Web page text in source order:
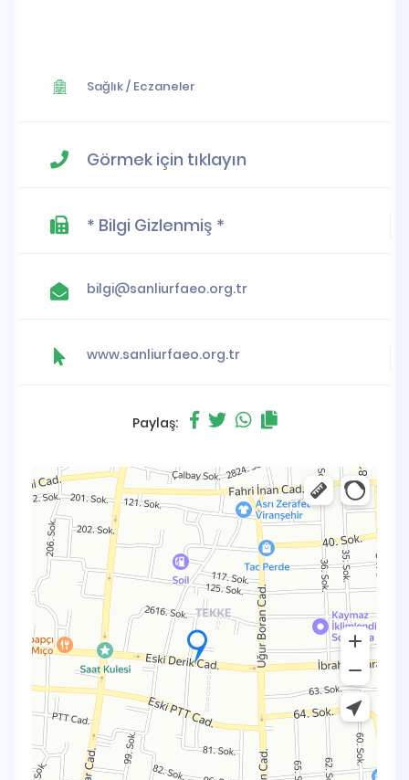
Sağlık/ Eczaneler
Görmek için tıklayın
* Bilgi Gizlenmiş *
bilgi@sanliurfaeo.org.tr
www.sanliurfaeo.org.tr
Paylaş: